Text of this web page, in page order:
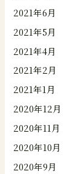
2021年6月
2021年5月
2021年4月
2021年2月
2021年1月
2020年12月
2020年11月
2020年10月
2020年9月